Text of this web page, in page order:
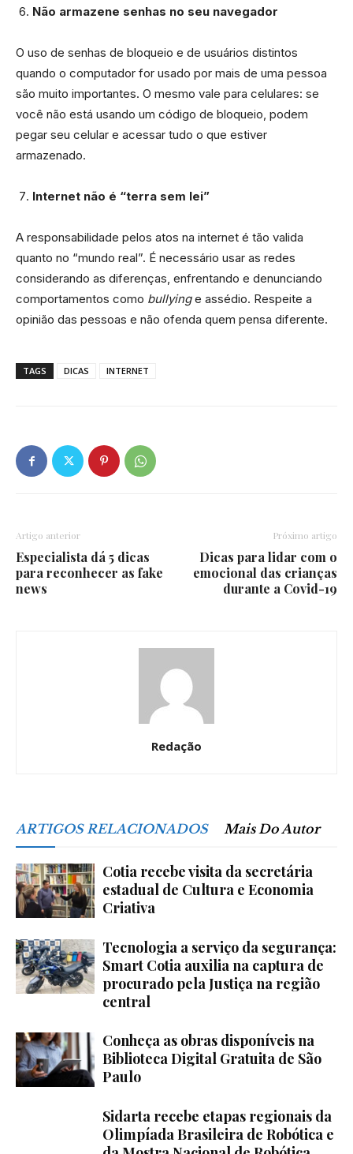
Não armazene senhas no seu navegador
O uso de senhas de bloqueio e de usuários distintos
quando o computador for usado por mais de uma pessoa
são muito importantes. O mesmo vale para celulares: se
você não está usando um código de bloqueio, podem
pegar seu celular e acessar tudo o que estiver
armazenado.
Internet não é “terra sem lei”
A responsabilidade pelos atos na internet é tão valida
quanto no “mundo real”. É necessário usar as redes
considerando as diferenças, enfrentando e denunciando
comportamentos como bullyinge assédio. Respeite a
opinião das pessoas e não ofenda quem pensa diferente.
TAGS DICAS INTERNET
Artigo anterior
Especialista dá 5 dicas
para reconhecer as fake
news
Próximo artigo
Dicas para lidar com o
emocional das crianças
durante a Covid-19
Redação
ARTIGOS RELACIONADOS Mais Do Autor
Cotia recebe visita da secretária
estadual de Cultura e Economia
Criativa
Tecnologia a serviço da segurança:
Smart Cotia auxilia na captura de
procurado pela Justiça na região
central
Conheça as obras disponíveis na
Biblioteca Digital Gratuita de São
Paulo
Sidarta recebe etapas regionais da
Olimpíada Brasileira de Robótica e